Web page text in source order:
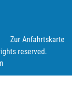
Zur Anfahrtskarte
reserved.